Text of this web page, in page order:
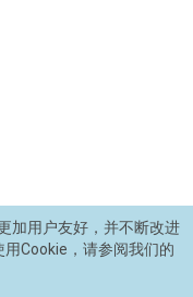
加用户友好，并不断改进
Cookie，请参阅我们的